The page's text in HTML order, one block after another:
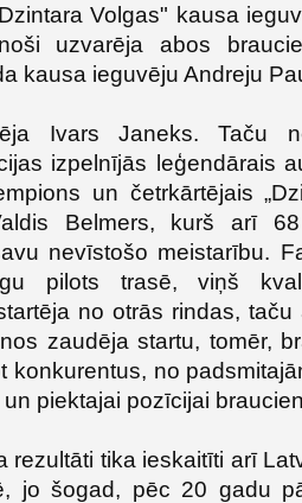
Volgas" kausa
uzvarēja abos
kausa ieguvēju Andreju
Ivars Janeks. Taču
izpelnījās leģendārais
un četrkārtējais
Belmers, kurš arī
nevīstošo meistarību.
pilots trasē, viņš
no otrās rindas,
zaudēja startu, tomēr,
konkurentus, no
un piektajai pozīcijai
rezultāti tika ieskaitīti arī
jo šogad, pēc 20 gadu